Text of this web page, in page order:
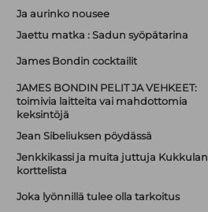
Ja aurinko nousee
Jaettu matka : Sadun syöpätarina
James Bondin cocktailit
JAMES BONDIN PELIT JA VEHKEET:
toimivia laitteita vai mahdottomia
keksintöjä
Jean Sibeliuksen pöydässä
Jenkkikassi ja muita juttuja Kukkulan
korttelista
Joka lyönnillä tulee olla tarkoitus